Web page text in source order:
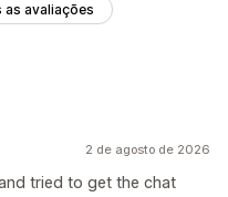
as avaliações
2 de agosto de 2026
tried to get the chat